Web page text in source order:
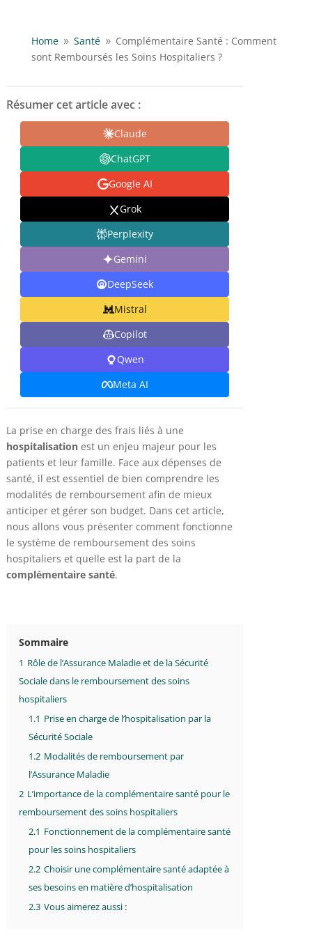
Home 9 Santé 9 Complémentaire Santé : Comment
sont Remboursés les Soins Hospitaliers ?
Résumer cet article avec :
Claude
ChatGPT
Google AI
Grok
Perplexity
Gemini
DeepSeek
Mistral
Copilot
Qwen
Meta AI
La prise en charge des frais liés à une
hospitalisationest un enjeu majeur pour les
patients et leur famille. Face aux dépenses de
santé, il est essentiel de bien comprendre les
modalités de remboursement afin de mieux
anticiper et gérer son budget. Dans cet article,
nous allons vous présenter comment fonctionne
le système de remboursement des soins
hospitaliers et quelle est la part de la
complémentaire santé.
Sommaire
1 Rôle de l’Assurance Maladie et de la Sécurité
Sociale dans le remboursement des soins
hospitaliers
1.1 Prise en charge de l’hospitalisation par la
Sécurité Sociale
1.2 Modalités de remboursement par
l’Assurance Maladie
2 L’importance de la complémentaire santé pour le
remboursement des soins hospitaliers
2.1 Fonctionnement de la complémentaire santé
pour les soins hospitaliers
2.2 Choisir une complémentaire santé adaptée à
ses besoins en matière d’hospitalisation
2.3 Vous aimerez aussi :